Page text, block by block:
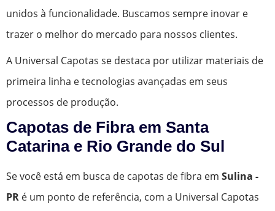
unidos à funcionalidade. Buscamos sempre inovar e
trazer o melhor do mercado para nossos clientes.
A Universal Capotas se destaca por utilizar materiais de
primeira linha e tecnologias avançadas em seus
processos de produção.
Capotas de Fibra em Santa
Catarina e Rio Grande do Sul
Se você está em busca de capotas de fibra em Sulina -
PR é um ponto de referência, com a Universal Capotas